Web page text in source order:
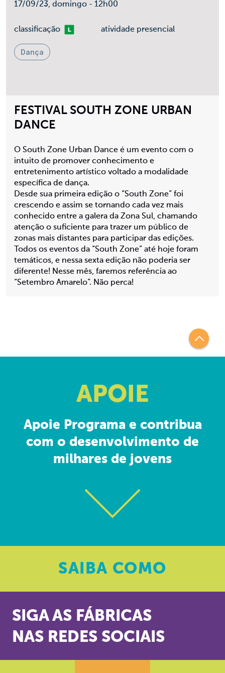
FESTIVAL SOUTH ZONE URBAN
DANCE
O South Zone Urban Dance é um evento com o
intuito de promover conhecimento e
entretenimento artístico voltado a modalidade
específica de dança.
Desde sua primeira edição o “South Zone” foi
crescendo e assim se tornando cada vez mais
conhecido entre a galera da Zona Sul, chamando
atenção o suficiente para trazer um público de
zonas mais distantes para participar das edições.
Todos os eventos da “South Zone” até hoje foram
temáticos, e nessa sexta edição não poderia ser
diferente! Nesse mês, faremos referência ao
“Setembro Amarelo”. Não perca!
17/09/23, domingo - 12h00
classificaçãoLivre atividade presencial
Dança
APOIE
Apoie Programa e contribua
com o desenvolvimento de
milhares de jovens
SAIBA COMO
SIGA AS FÁBRICAS
NAS REDES SOCIAIS